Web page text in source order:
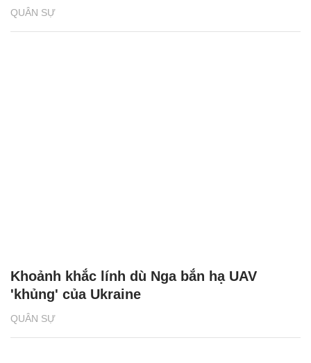
QUÂN SỰ
QUÂN SỰ
Khoảnh khắc lính dù Nga bắn hạ UAV
'khủng' của Ukraine